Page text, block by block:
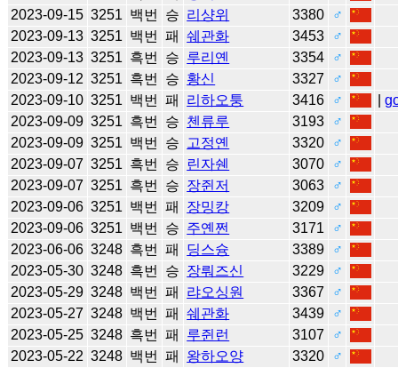
2023-09-15 3251 백번 승 리샹위 3380
♂
2023-09-13 3251 백번 패 쉐관화 3453
♂
2023-09-13 3251 흑번 승 루리옌 3354
♂
2023-09-12 3251 흑번 승 황신 3327
♂
2023-09-10 3251 백번 패 리하오퉁 3416 ♂ |
2023-09-09 3251 흑번 승 첸류루 3193
♂
2023-09-09 3251 백번 승 고정옌 3320
♂
2023-09-07 3251 흑번 승 린자쉔 3070
♂
2023-09-07 3251 흑번 승 장쥔저 3063
♂
2023-09-06 3251 백번 패 장밍캉 3209
♂
2023-09-06 3251 백번 승 주옌쩐 3171
♂
2023-06-06 3248 흑번 패 딩스슝 3389
♂
2023-05-30 3248 흑번 승 장뤄즈신 3229
♂
2023-05-29 3248 백번 패 랴오싱원 3367
♂
2023-05-27 3248 백번 패 쉐관화 3439
♂
2023-05-25 3248 흑번 패 루쥔런 3107
♂
2023-05-22 3248 백번 패 왕하오양 3320
♂